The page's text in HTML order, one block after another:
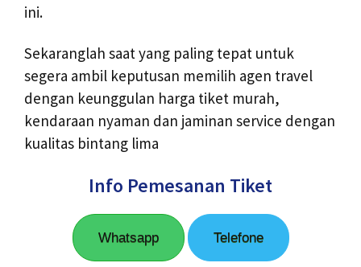
ini.
Sekaranglah saat yang paling tepat untuk
segera ambil keputusan memilih agen travel
dengan keunggulan harga tiket murah,
kendaraan nyaman dan jaminan service dengan
kualitas bintang lima
Info Pemesanan Tiket
Whatsapp Telefone